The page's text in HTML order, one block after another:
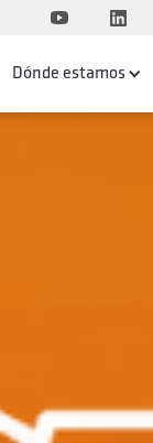
Dónde estamos